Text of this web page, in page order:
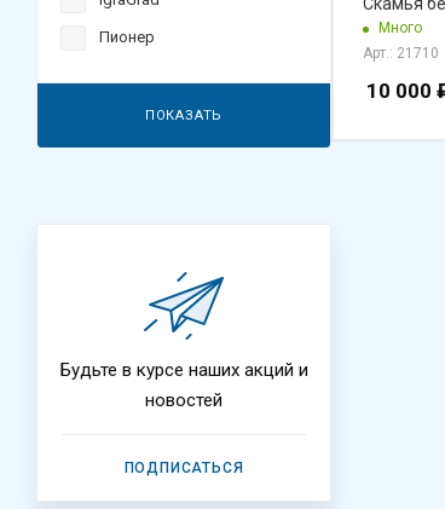
Много
Арт.: 21710
10 000
Пионер
ПОКАЗАТЬ
Будьте в курсе наших акций и
новостей
ПОДПИСАТЬСЯ